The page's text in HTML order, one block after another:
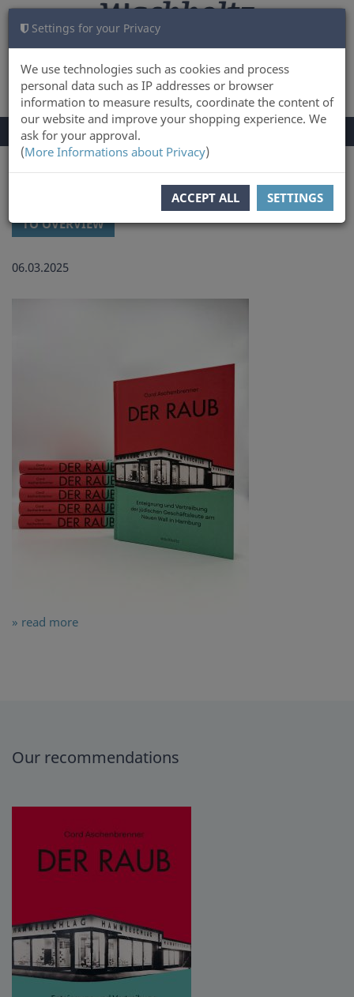
Settings for your Privacy
We use technologies such as cookies and process
personal data such as IP addresses or browser
information to measure results, coordinate the content of
our website and improve your shopping experience. We
ask for your approval.
(More Informations about Privacy)
ACCEPT ALL SETTINGS
LOG IN CART 0
TOGGLE
NAVIGATION
Menu
Latest news and updates at Wachholtz Verlag Online-Shop
TO OVERVIEW
06.03.2025
» read more
Our recommendations